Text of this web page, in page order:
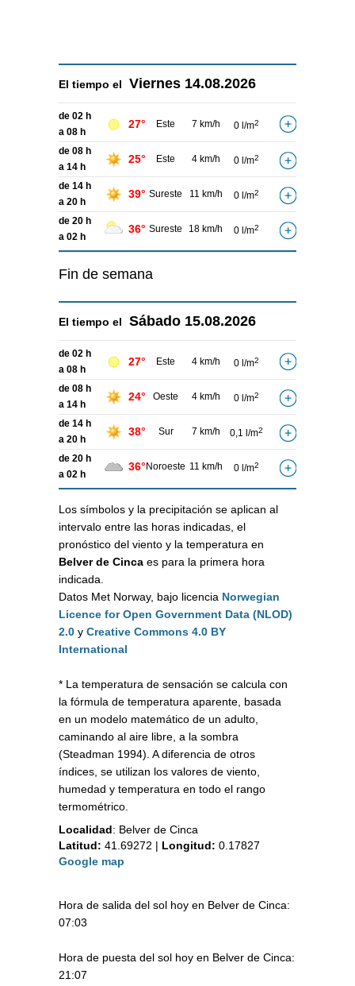
El tiempo el Viernes 14.08.2026
de 02 h
a 08 h
27° Este 7 km/h 0 l/m2
de 08 h
a 14 h
25° Este 4 km/h 0 l/m2
de 14 h
a 20 h
39° Sureste 11 km/h 0 l/m2
de 20 h
a 02 h
36° Sureste 18 km/h 0 l/m2
Fin de semana
El tiempo el Sábado 15.08.2026
de 02 h
a 08 h
27° Este 4 km/h 0 l/m2
de 08 h
a 14 h
24° Oeste 4 km/h 0 l/m2
de 14 h
a 20 h
38° Sur 7 km/h 0,1 l/m2
de 20 h
a 02 h
36° Noroeste 11 km/h 0 l/m2
Los símbolos y la precipitación se aplican al
intervalo entre las horas indicadas, el
pronóstico del viento y la temperatura en
Belver de Cinca es para la primera hora
indicada.
Datos Met Norway, bajo licencia Norwegian
Licence for Open Government Data (NLOD)
2.0 y Creative Commons 4.0 BY
International
* La temperatura de sensación se calcula con
la fórmula de temperatura aparente, basada
en un modelo matemático de un adulto,
caminando al aire libre, a la sombra
(Steadman 1994). A diferencia de otros
índices, se utilizan los valores de viento,
humedad y temperatura en todo el rango
termométrico.
Localidad: Belver de Cinca
Latitud: 41.69272 | Longitud: 0.17827
Google map
Hora de salida del sol hoy en Belver de Cinca:
07:03
Hora de puesta del sol hoy en Belver de Cinca:
21:07